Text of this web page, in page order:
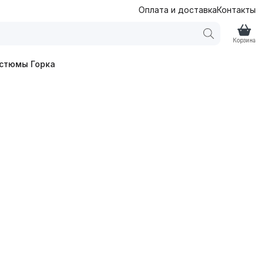
Оплата и доставкаКонтакты
Корзина
Горка